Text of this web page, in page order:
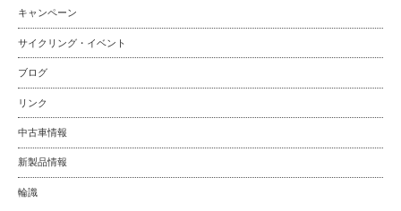
キャンペーン
サイクリング・イベント
ブログ
リンク
中古車情報
新製品情報
輪識